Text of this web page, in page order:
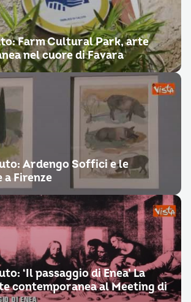
Farm Cultural Park, arte
nel cuore di Favara
Ardengo Soffici e le
a Firenze
‘Il passaggio di Enea’ La
contemporanea al Meeting di